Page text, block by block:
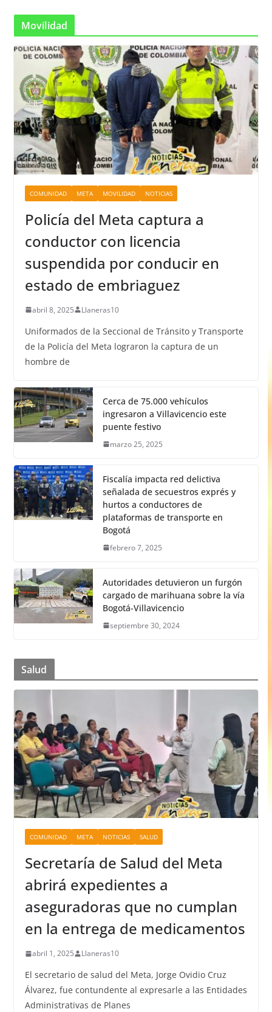
Movilidad
COMUNIDAD META MOVILIDAD NOTICIAS
Policía del Meta captura a
conductor con licencia
suspendida por conducir en
estado de embriaguez
abril 8, 2025 Llaneras10
Uniformados de la Seccional de Tránsito y Transporte
de la Policía del Meta lograron la captura de un
hombre de
Cerca de 75.000 vehículos
ingresaron a Villavicencio este
puente festivo
marzo 25, 2025
Fiscalía impacta red delictiva
señalada de secuestros exprés y
hurtos a conductores de
plataformas de transporte en
Bogotá
febrero 7, 2025
Autoridades detuvieron un furgón
cargado de marihuana sobre la vía
Bogotá-Villavicencio
septiembre 30, 2024
Salud
COMUNIDAD META NOTICIAS SALUD
Secretaría de Salud del Meta
abrirá expedientes a
aseguradoras que no cumplan
en la entrega de medicamentos
abril 1, 2025 Llaneras10
El secretario de salud del Meta, Jorge Ovidio Cruz
Álvarez, fue contundente al expresarle a las Entidades
Administrativas de Planes